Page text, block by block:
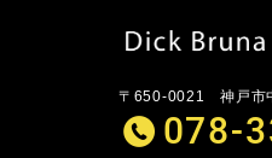
〒650-0021神戸市
078-